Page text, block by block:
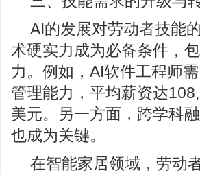
AI的发展对劳动者技能
术硬实力成为必备条件，
力。例如，AI软件工程师
管理能力，平均薪资达
美元。另一方面，跨学科
也成为关键。
在智能家居领域，劳动